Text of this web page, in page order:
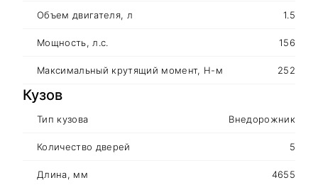
Объем двигателя, л 1.5
Мощность, л.с. 156
Максимальный крутящий момент, Н-м 252
Кузов
Тип кузова Внедорожник
Количество дверей 5
Длина, мм 4655